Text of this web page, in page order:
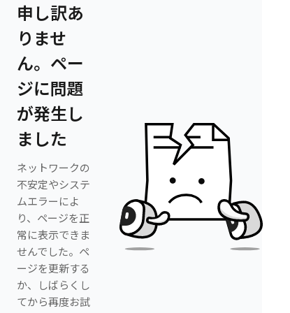
申し訳あ
りませ
ん。ペー
ジに問題
が発生し
ました
ネットワークの
不安定やシステ
ムエラーによ
り、ページを正
常に表示できま
せんでした。ペ
ージを更新する
か、しばらくし
てから再度お試